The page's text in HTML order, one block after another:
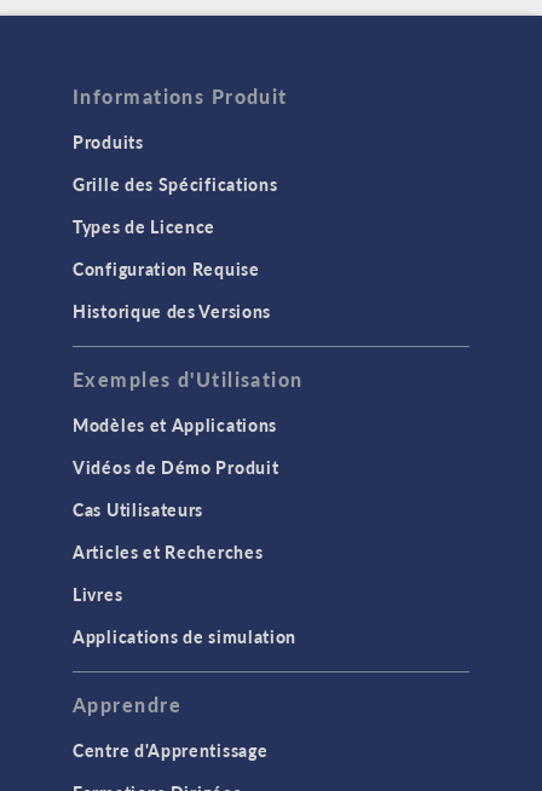
Informations Produit
Produits
Grille des Spécifications
Types de Licence
Configuration Requise
Historique des Versions
Exemples d'Utilisation
Modèles et Applications
Vidéos de Démo Produit
Cas Utilisateurs
Articles et Recherches
Livres
Applications de simulation
Apprendre
Centre d'Apprentissage